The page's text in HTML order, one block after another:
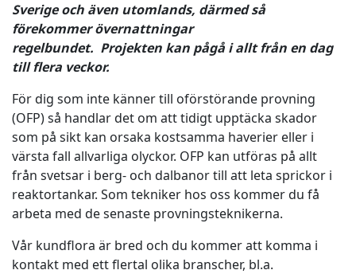
Sverige och även utomlands, därmed så
förekommer övernattningar
regelbundet. Projekten kan pågå i allt från en dag
till flera veckor.
För dig som inte känner till oförstörande provning
(OFP) så handlar det om att tidigt upptäcka skador
som på sikt kan orsaka kostsamma haverier eller i
värsta fall allvarliga olyckor. OFP kan utföras på allt
från svetsar i berg- och dalbanor till att leta sprickor i
reaktortankar. Som tekniker hos oss kommer du få
arbeta med de senaste provningsteknikerna.
Vår kundflora är bred och du kommer att komma i
kontakt med ett flertal olika branscher, bl.a.